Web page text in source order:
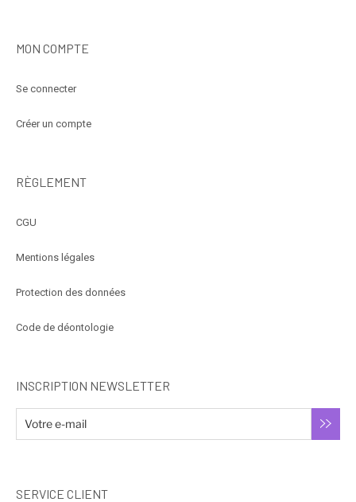
MON COMPTE
Se connecter
Créer un compte
RÈGLEMENT
CGU
Mentions légales
Protection des données
Code de déontologie
INSCRIPTION NEWSLETTER
SERVICE CLIENT